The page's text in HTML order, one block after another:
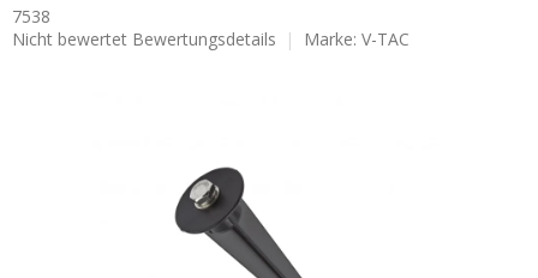
7538
Die
Nicht bewertet Bewertungsdetails Marke: V-TAC